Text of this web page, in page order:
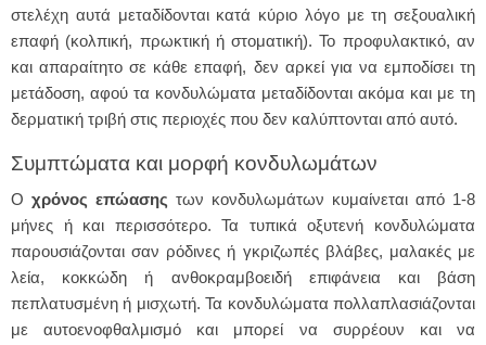
στελέχη αυτά μεταδίδονται κατά κύριο λόγο με τη σεξουαλική
επαφή (κολπική, πρωκτική ή στοματική). Το προφυλακτικό, αν
και απαραίτητο σε κάθε επαφή, δεν αρκεί για να εμποδίσει τη
μετάδοση, αφού τα κονδυλώματα μεταδίδονται ακόμα και με τη
δερματική τριβή στις περιοχές που δεν καλύπτονται από αυτό.
Συμπτώματα και μορφή κονδυλωμάτων
Ο χρόνος επώασης των κονδυλωμάτων κυμαίνεται από 1-8
μήνες ή και περισσότερο. Τα τυπικά οξυτενή κονδυλώματα
παρουσιάζονται σαν ρόδινες ή γκριζωπές βλάβες, μαλακές με
λεία, κοκκώδη ή ανθοκραμβοειδή επιφάνεια και βάση
πεπλατυσμένη ή μισχωτή. Τα κονδυλώματα πολλαπλασιάζονται
με αυτοενοφθαλμισμό και μπορεί να συρρέουν και να